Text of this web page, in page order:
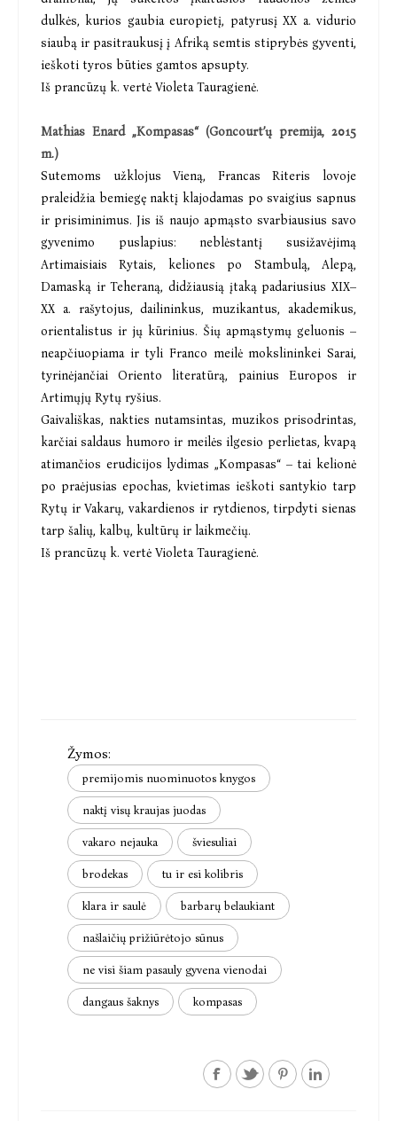
dulkės, kurios gaubia europietį, patyrusį XX a. vidurio
siaubą ir pasitraukusį į Afriką semtis stiprybės gyventi,
ieškoti tyros būties gamtos apsupty.
Iš prancūzų k. vertė Violeta Tauragienė.
Mathias Enard „Kompasas“ (Goncourt’ų premija, 2015
m.)
Sutemoms užklojus Vieną, Francas Riteris lovoje
praleidžia bemiegę naktį klajodamas po svaigius sapnus
ir prisiminimus. Jis iš naujo apmąsto svarbiausius savo
gyvenimo puslapius: neblėstantį susižavėjimą
Artimaisiais Rytais, keliones po Stambulą, Alepą,
Damaską ir Teheraną, didžiausią įtaką padariusius XIX–
XX a. rašytojus, dailininkus, muzikantus, akademikus,
orientalistus ir jų kūrinius. Šių apmąstymų geluonis –
neapčiuopiama ir tyli Franco meilė mokslininkei Sarai,
tyrinėjančiai Oriento literatūrą, painius Europos ir
Artimųjų Rytų ryšius.
Gaivališkas, nakties nutamsintas, muzikos prisodrintas,
karčiai saldaus humoro ir meilės ilgesio perlietas, kvapą
atimančios erudicijos lydimas „Kompasas“ – tai kelionė
po praėjusias epochas, kvietimas ieškoti santykio tarp
Rytų ir Vakarų, vakardienos ir rytdienos, tirpdyti sienas
tarp šalių, kalbų, kultūrų ir laikmečių.
Iš prancūzų k. vertė Violeta Tauragienė.
Žymos:
premijomis nuominuotos knygos
naktį visų kraujas juodas
vakaro nejauka šviesuliai
brodekas tu ir esi kolibris
klara ir saulė barbarų belaukiant
našlaičių prižiūrėtojo sūnus
ne visi šiam pasauly gyvena vienodai
dangaus šaknys kompasas